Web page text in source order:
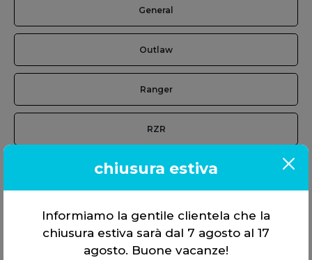
General
Outlaw
Ranger
RZR
RZR Pro R
Sportsman
chiusura estiva
Informiamo la gentile clientela che la
chiusura estiva sarà dal 7 agosto al 17
agosto. Buone vacanze!